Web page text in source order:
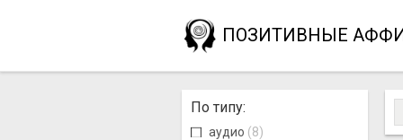
ПОЗИТИВНЫЕ
По типу:
аудио (8)